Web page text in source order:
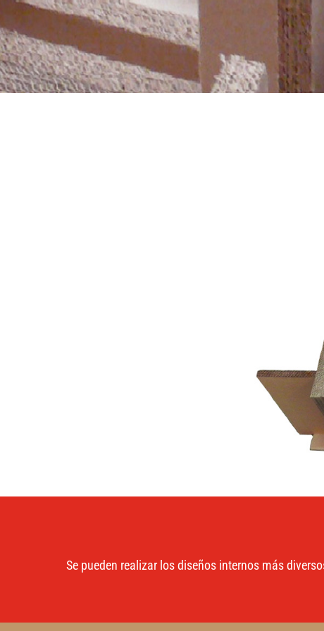
Se pueden realizar los diseños internos más